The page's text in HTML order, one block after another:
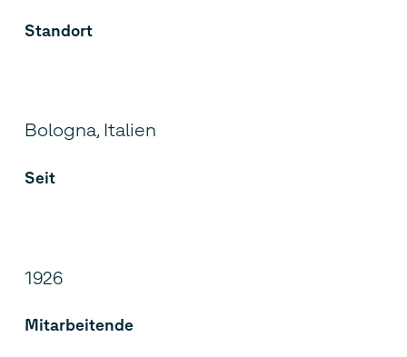
Standort
Bologna, Italien
Seit
1926
Mitarbeitende